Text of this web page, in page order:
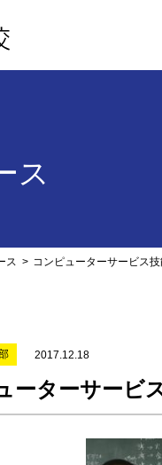
ス
ス コンピューターサービス
2017.12.18
ーターサービ